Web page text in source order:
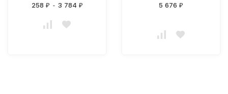
258 ₽ - 3 784 ₽ 5 676 ₽